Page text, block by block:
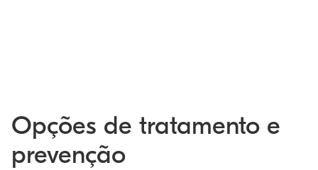
Opções de tratamento e
prevenção